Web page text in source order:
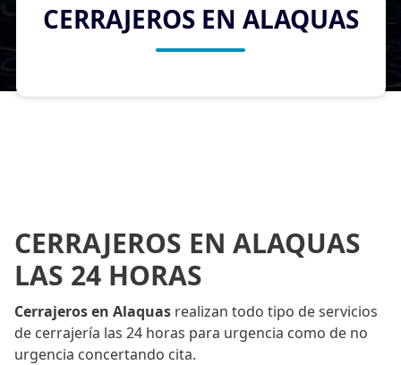
CERRAJEROS EN ALAQUAS
CERRAJEROS EN ALAQUAS
LAS 24 HORAS
Cerrajeros en Alaquas realizan todo tipo de servicios
de cerrajería las 24 horas para urgencia como de no
urgencia concertando cita.